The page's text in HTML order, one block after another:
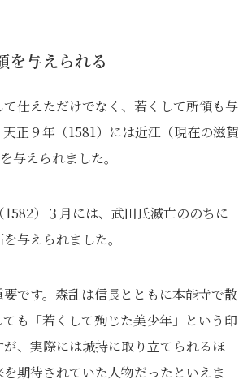
を与えられる
仕えただけでなく、若くして所領も与
正９年（1581）には近江（現在の滋賀
与えられました。
1582）３月には、武田氏滅亡ののちに
与えられました。
要です。森乱は信長とともに本能寺で散
も「若くして殉じた美少年」という印
、実際には城持に取り立てられるほ
期待されていた人物だったといえま